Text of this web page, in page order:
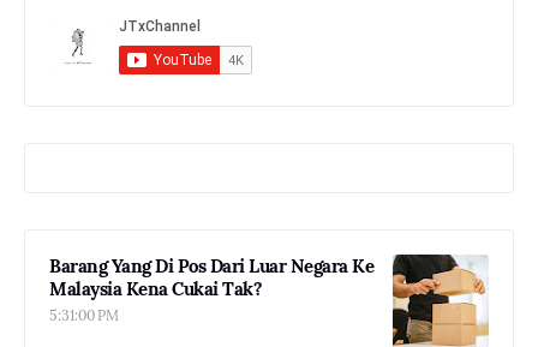
Barang Yang Di Pos Dari Luar Negara Ke
Malaysia Kena Cukai Tak?
5:31:00 PM